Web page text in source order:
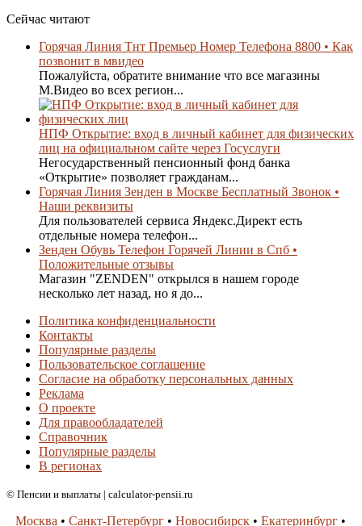
Сейчас читают
Горячая Линия Тнт Премьер Номер Телефона 8800 • Как
позвонит в мвидео
Пожалуйста, обратите внимание что все магазины
М.Видео во всех регион...
НПФ Открытие: вход в личный кабинет для физических
лиц на официальном сайте через Госуслуги
Негосударственный пенсионный фонд банка
«Открытие» позволяет гражданам...
Горячая Линия Зенден в Москве Бесплатный Звонок •
Наши реквизиты
Для пользователей сервиса Яндекс.Директ есть
отдельные номера телефон...
Зенден Обувь Телефон Горячей Линии в Спб •
Положительные отзывы
Магазин "ZENDEN" открылся в нашем городе
несколько лет назад, но я до...
Политика конфиденциальности
Контакты
Популярные разделы
Пользовательское соглашение
Согласие на обработку персональных данных
Реклама
О проекте
Для правообладателей
Справочник
Популярные разделы
В регионах
© Пенсии и выплаты | calculator-pensii.ru
Москва •Санкт-Петербург •Новосибирск •Екатеринбург •